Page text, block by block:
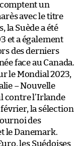
un
avec le titre
la Suède a été
et a également
des derniers
face au Canada.
le Mondial 2023,
– Nouvelle
contre l’Irlande
la sélection
des
le Danemark.
les Suédoises